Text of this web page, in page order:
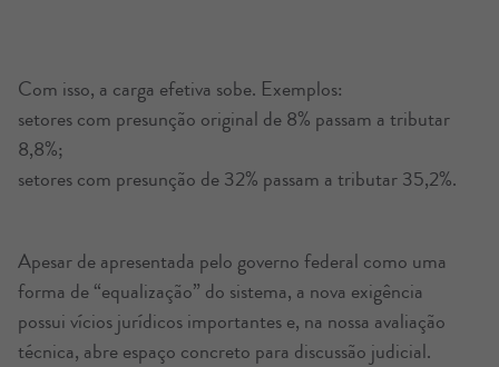
Com isso, a carga efetiva sobe. Exemplos:
setores com presunção original de 8% passam a tributar
8,8%;
setores com presunção de 32% passam a tributar 35,2%.
Apesar de apresentada pelo governo federal como uma
forma de “equalização” do sistema, a nova exigência
possui vícios jurídicos importantes e, na nossa avaliação
técnica, abre espaço concreto para discussão judicial.